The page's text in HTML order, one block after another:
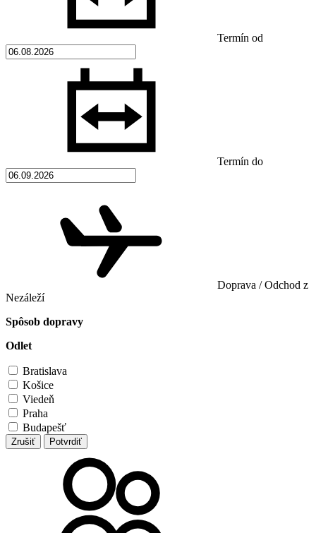
Termín od
Termín do
Doprava / Odchod z
Nezáleží
Spôsob dopravy
Odlet
Bratislava
Košice
Viedeň
Praha
Budapešť
Zrušiť Potvrdiť